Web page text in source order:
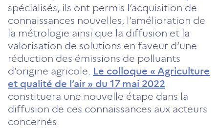
spécialisés, ils ont permis l’acquisition de
connaissances nouvelles, l’amélioration de
la métrologie ainsi que la diffusion et la
valorisation de solutions en faveur d’une
réduction des émissions de polluants
d’origine agricole. Le colloque « Agriculture
et qualité de l’air » du 17 mai 2022
constituera une nouvelle étape dans la
diffusion de ces connaissances aux acteurs
concernés.